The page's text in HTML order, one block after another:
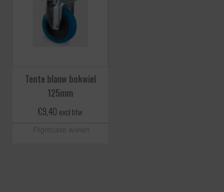
Tente blauw bokwiel
125mm
€9,40 excl btw
Flightcase wielen